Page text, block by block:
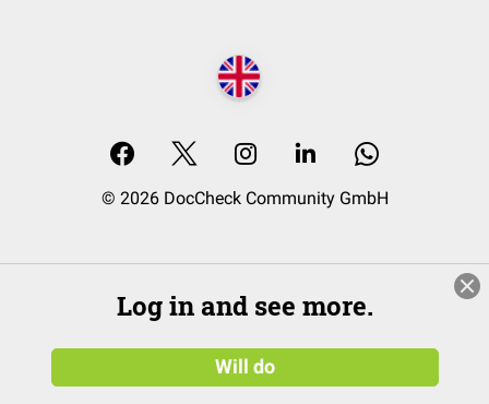
© 2026 DocCheck Community GmbH
Log in and see more.
Will do